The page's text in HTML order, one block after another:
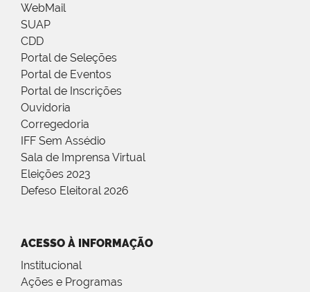
WebMail
SUAP
CDD
Portal de Seleções
Portal de Eventos
Portal de Inscrições
Ouvidoria
Corregedoria
IFF Sem Assédio
Sala de Imprensa Virtual
Eleições 2023
Defeso Eleitoral 2026
ACESSO À INFORMAÇÃO
Institucional
Ações e Programas